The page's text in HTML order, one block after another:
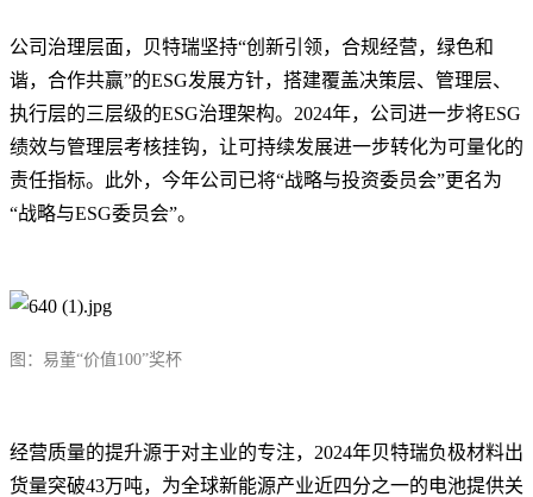
公司治理层面，贝特瑞坚持“创新引领，合规经营，绿色和
谐，合作共赢”的ESG发展方针，搭建覆盖决策层、管理层、
执行层的三层级的ESG治理架构。2024年，公司进一步将ESG
绩效与管理层考核挂钩，让可持续发展进一步转化为可量化的
责任指标。此外，今年公司已将“战略与投资委员会”更名为
“战略与ESG委员会”。
图：易董“价值100”奖杯
经营质量的提升源于对主业的专注，2024年贝特瑞负极材料出
货量突破43万吨，为全球新能源产业近四分之一的电池提供关